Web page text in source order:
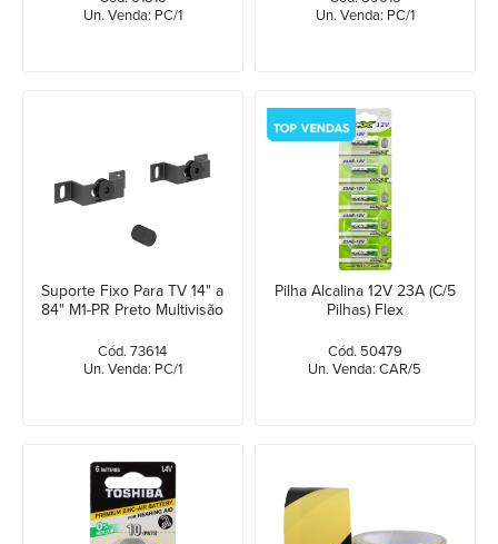
Un. Venda: PC/1
Un. Venda: PC/1
Suporte Fixo Para TV 14" a
84" M1-PR Preto Multivisão
Cód. 73614
Un. Venda: PC/1
Pilha Alcalina 12V 23A (C/5
Pilhas) Flex
Cód. 50479
Un. Venda: CAR/5